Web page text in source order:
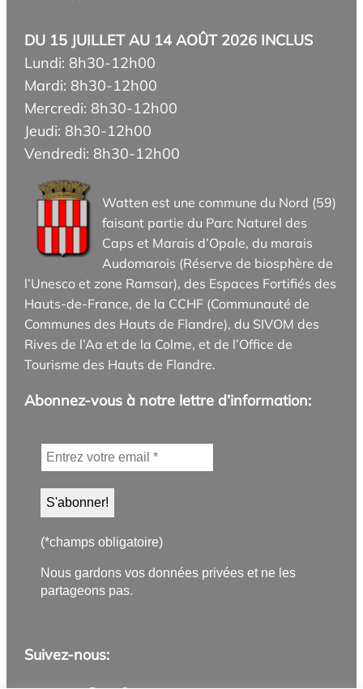
DU 15 JUILLET AU 14 AOÛT 2026 INCLUS
Lundi: 8h30-12h00
Mardi: 8h30-12h00
Mercredi: 8h30-12h00
Jeudi: 8h30-12h00
Vendredi: 8h30-12h00
Watten est une commune du Nord (59)
faisant partie du Parc Naturel des
Caps et Marais d’Opale, du marais
Audomarois (Réserve de biosphère de
l’Unesco et zone Ramsar), des Espaces Fortifiés des
Hauts-de-France, de la CCHF (Communauté de
Communes des Hauts de Flandre), du SIVOM des
Rives de l’Aa et de la Colme, et de l’Office de
Tourisme des Hauts de Flandre.
Abonnez-vous à notre lettre d’information:
(*champs obligatoire)
Nous gardons vos données privées et ne les
partageons pas.
Suivez-nous: